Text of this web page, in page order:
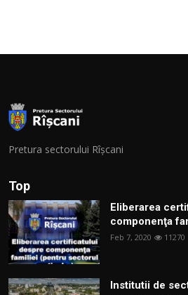
Pretura sectorului Rîșcani
Top
Eliberarea
componenţa
Feb 7, 2020 11270
Institutii de